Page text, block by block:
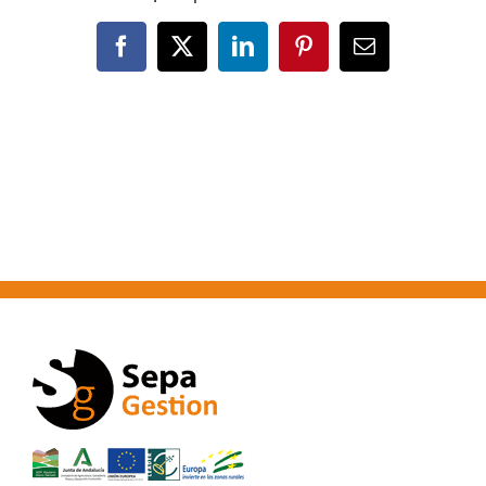
Facebook
X LinkedInPinterestCorreo
electrónico